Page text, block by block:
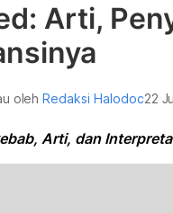
Arti,
olehRedaksi Halodoc22
Arti, dan